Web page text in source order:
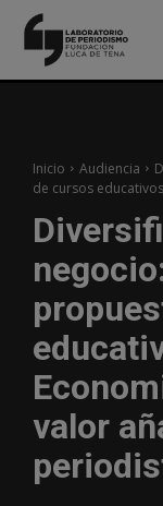
Inicio Audiencia
de cursos
valor